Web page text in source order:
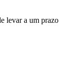
a um